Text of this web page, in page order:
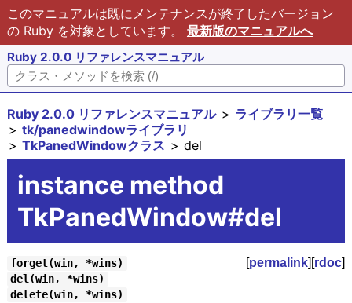
このマニュアルは既にメンテナンスが終了したバージョン
の Ruby を対象としています。 最新版のマニュアルへ
Ruby 2.0.0 リファレンスマニュアル
Ruby 2.0.0 リファレンスマニュアル
ライブラリ一覧
tk/panedwindowライブラリ
TkPanedWindowクラス
del
instance method
TkPanedWindow#del
forget(win, *wins) [permalink][rdoc]
del(win, *wins)
delete(win, *wins)